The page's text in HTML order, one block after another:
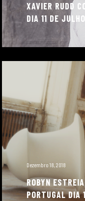
XAVIER RUDD
DIA 11 DE
Dezembro 18, 2018
ROBYN
PORTUGAL DIA